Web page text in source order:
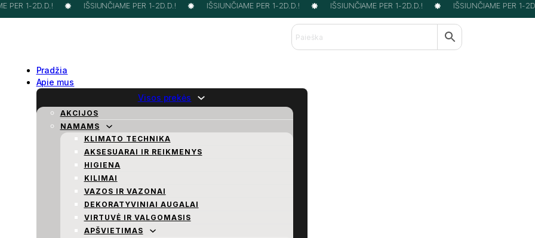
PER 1-2D.D.! IŠSIUNČIAME PER 1-2D.D.! IŠSIUNČIAME PER 1-2D.D.! IŠSIUNČIAME PER 1-2D.D.! IŠSIUNČIAME PER 1-
Pradžia
Apie mus
Visos prekės
AKCIJOS
NAMAMS
KLIMATO TECHNIKA
AKSESUARAI IR REIKMENYS
HIGIENA
KILIMAI
VAZOS IR VAZONAI
DEKORATYVINIAI AUGALAI
VIRTUVĖ IR VALGOMASIS
APŠVIETIMAS